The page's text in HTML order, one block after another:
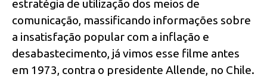
estratégia de utilização dos meios de
comunicação, massificando informações sobre
a insatisfação popular com a inflação e
desabastecimento, já vimos esse filme antes
em 1973, contra o presidente Allende, no Chile.